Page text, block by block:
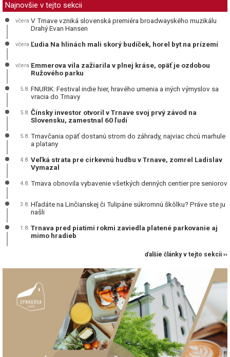
Najnovšie v tejto sekcii
včera V Trnave vzniká slovenská premiéra broadwayského muzikálu
Drahý Evan Hansen
včera Ľudia Na hlinách mali skorý budíček, horel byt na prízemí
včera Emmerova vila zažiarila v plnej kráse, opäť je ozdobou
Ružového parku
5.8. FNURIK: Festival indie hier, hravého umenia a iných výmyslov sa
vracia do Trnavy
5.8. Čínsky investor otvoril v Trnave svoj prvý závod na
Slovensku, zamestnal 60 ľudí
5.8. Trnavčania opäť dostanú strom do záhrady, najviac chcú marhule
a platany
4.8. Veľká strata pre cirkevnú hudbu v Trnave, zomrel Ladislav
Vymazal
4.8. Trnava obnovila vybavenie všetkých denných centier pre seniorov
3.8. Hľadáte na Linčianskej či Tulipáne súkromnú škôlku? Práve ste ju
našli
1.8. Trnava pred piatimi rokmi zaviedla platené parkovanie aj
mimo hradieb
ďalšie články v tejto sekcii ››